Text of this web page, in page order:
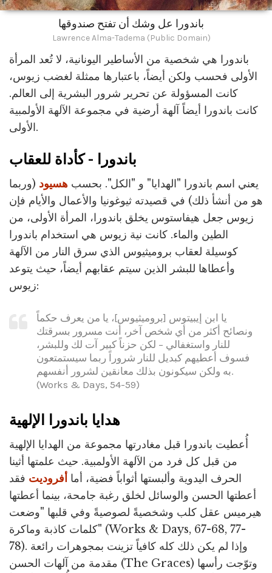
باندورا عل وشك أن تفتح صندوقها
Lawrence Alma-Tadema (Public Domain)
باندورا هي شخصية من الأساطير اليونانية، لا تُعد المرأة
الأولى فحسب ولكن أيضاً، باعتبارها ممثلة لغضب زيوس،
كانت المسؤولة عن تحرير شرور البشرية إلى العالم.
كانت باندورا أيضاً آلهة أرضية في مجموعة الآلهة الأولمبية
الأولى.
باندورا - كأداة للعقاب
يعني اسم باندورا "الهدايا" و "الكل". بحسب هسيود (وربما
هو من أنشأ ذلك) في قصيدته ثيوغونيا والأعمال والأيام فإن
زيوس جعل هيفاستوس يخلق باندورا، المرأة الأولى، من
الطين والماء. كانت نية زيوس هي استخدام باندورا
كوسيلة لعقاب بروميثيوس الذي سرق النار من الآلهة
وأعطاها للبشر الذين سيتم عقابهم أيضاً، حيث يتوعد
زيوس:
يا ابن إيبيتوس [بروميثيوس]، يا من يعرف حكماً
ونصائح أكثر من أي شخص آخر، أنت مسرور بسرقتك
للنار واستغفالي – لكن حزناً كبير آت لك وللبشر،
فسوف أعطيهم كبديل للنار شروراً ربما سيستمتعون
به ولكن سيكونون بذلك معانقين لشرور أنفسهم.
(Works & Days, 54-59)
هدايا باندورا الإلهية
أُعطيت باندورا قبل مغادرتها مجموعة من الهدايا الإلهية
من قبل كل فرد من الآلهة الأولمبية. حيث علمتها أثينا
الحرف اليدوية وألبستها أثواباً فضية، أما أفروديت فقد
أعطتها الحسن والوسائل لخلق رغبة جامحة، بينما أعطتها
هيرميس عقل كلب وشخصيةً لصوصيةً وفي قلبها "وضعت
كلمات كاذبة وماكرة" (Works & Days, 67-68, 77-
78). وإذا لم يكن ذلك كله كافياً تزينت بمجوهرات رائعة
مقدمة من آلهات الحسن (The Graces) وتوّجت رأسها